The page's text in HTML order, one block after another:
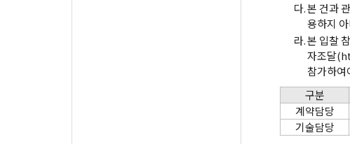
다.본 건과
용하지
라.본 입찰
자조달
참가하여
구분
계약담당
기술담당